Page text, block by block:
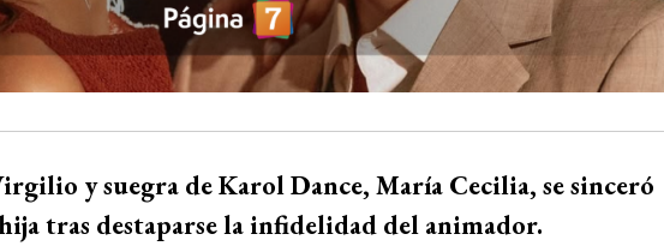
y suegra de Karol Dance, María Cecilia, se sinceró
tras destaparse la infidelidad del animador.